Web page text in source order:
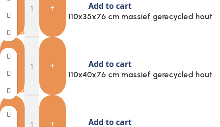
+ Add to cart
Provira Wandtafel 110x35x76 cm massief gerecycled hout
103.87
+ Add to cart
Provira Wandtafel 110x40x76 cm massief gerecycled hout
105.83
+ Add to cart